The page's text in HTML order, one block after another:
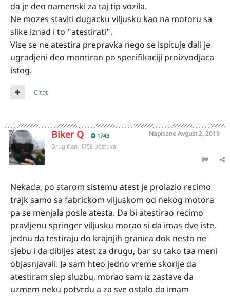
da je deo namenski za taj tip vozila.
Ne mozes staviti dugacku viljusku kao na motoru sa
slike iznad i to "atestirati".
Vise se ne atestira prepravka nego se ispituje dali je
ugradjeni deo montiran po specifikaciji proizvodjaca
istog.
Citat
Biker Q 1743 NapisanoAvgust 2, 2019
Drug član, 1758 postova
Nekada, po starom sistemu atest je prolazio recimo
trajk samo sa fabrickom viljuskom od nekog motora
pa se menjala posle atesta. Da bi atestirao recimo
pravljenu springer viljusku morao si da imas dve iste,
jednu da testiraju do krajnjih granica dok nesto ne
sjebu i da dibijes atest za drugu, bar su tako taa meni
objasnjavali. Ja sam hteo jedno vreme skorije da
atestiram slep sluzbu, morao sam iz zastave da
uzmem neku potvrdu a za sve ostalo da imam